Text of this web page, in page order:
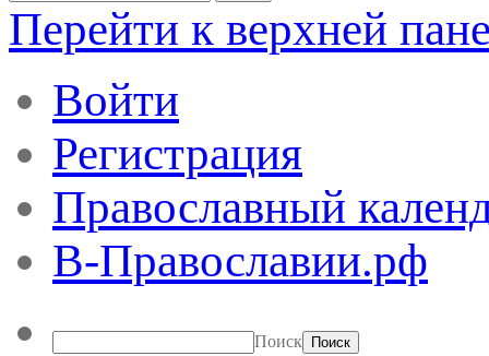
Перейти к верхней
Войти
Регистрация
Православный
В-Православии.рф
Поиск